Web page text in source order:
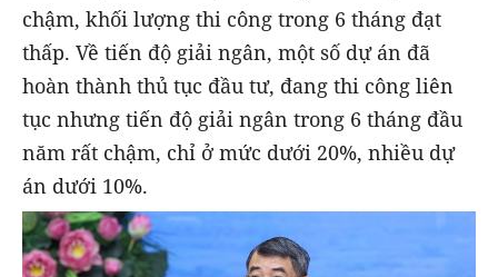
chậm, khối lượng thi công trong 6 tháng đạt
thấp. Về tiến độ giải ngân, một số dự án đã
hoàn thành thủ tục đầu tư, đang thi công liên
tục nhưng tiến độ giải ngân trong 6 tháng đầu
năm rất chậm, chỉ ở mức dưới 20%, nhiều dự
án dưới 10%.